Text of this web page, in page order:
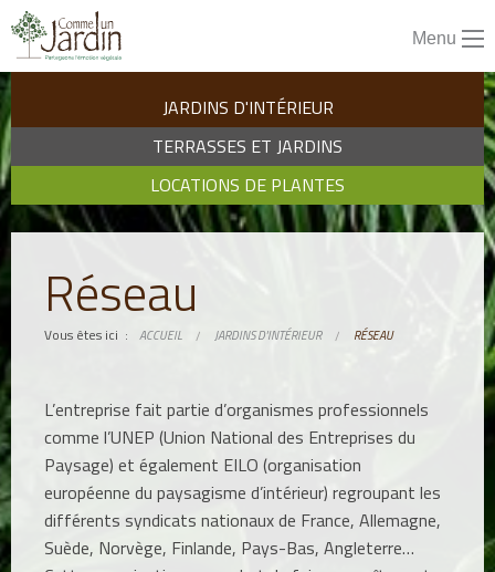
Aller
directement
à
navigation
au
contenu
Menu
JARDINS D'INTÉRIEUR
TERRASSES ET JARDINS
LOCATIONS DE PLANTES
Réseau
Vous êtes ici : ACCUEIL JARDINS D'INTÉRIEUR RÉSEAU
L’entreprise fait partie d’organismes professionnels
comme l’UNEP (Union National des Entreprises du
Paysage) et également EILO (organisation
européenne du paysagisme d’intérieur) regroupant les
différents syndicats nationaux de France, Allemagne,
Suède, Norvège, Finlande, Pays-Bas, Angleterre…